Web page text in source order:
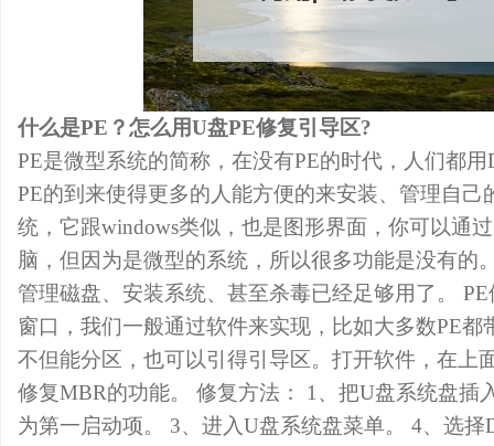
什么是PE？怎么用U盘PE修复引导区?
PE是微型系统的简称，在没有PE的时代，人们都
PE的到来使得更多的人能方便的来安装、管理自己
统，它跟windows类似，也是图形界面，你可以通
脑，但因为是微型的系统，所以很多功能是没有的
管理磁盘、安装系统、甚至杀毒已经足够用了。
窗口，我们一般通过软件来实现，比如大多数PE都
不但能分区，也可以引得引导区。打开软件，在上
修复MBR的功能。 修复方法： 1、把U盘系统盘插
为第一启动项。 3、进入U盘系统盘菜单。 4、选择